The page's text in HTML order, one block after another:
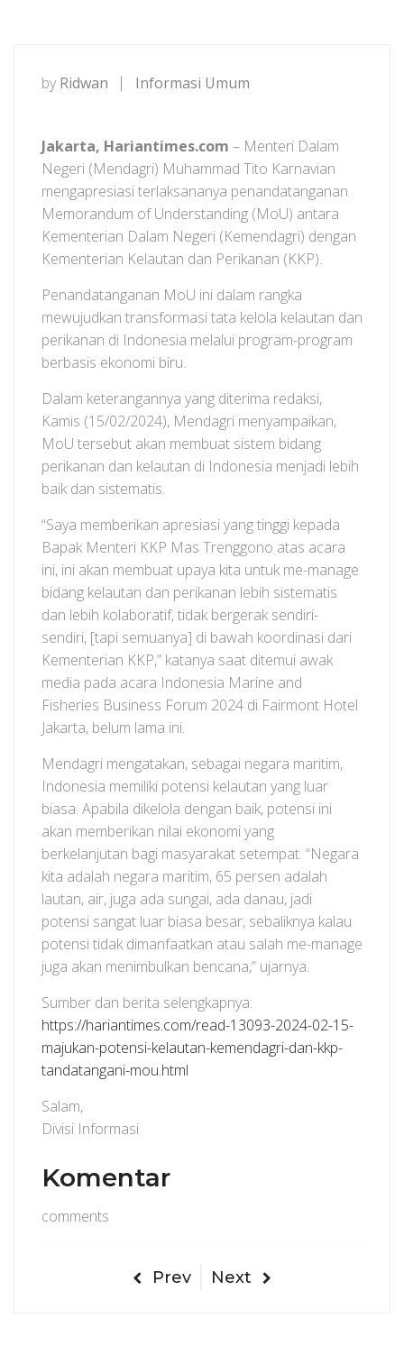
by Ridwan Informasi Umum
Jakarta, Hariantimes.com – Menteri Dalam
Negeri (Mendagri) Muhammad Tito Karnavian
mengapresiasi terlaksananya penandatanganan
Memorandum of Understanding (MoU) antara
Kementerian Dalam Negeri (Kemendagri) dengan
Kementerian Kelautan dan Perikanan (KKP).
Penandatanganan MoU ini dalam rangka
mewujudkan transformasi tata kelola kelautan dan
perikanan di Indonesia melalui program-program
berbasis ekonomi biru.
Dalam keterangannya yang diterima redaksi,
Kamis (15/02/2024), Mendagri menyampaikan,
MoU tersebut akan membuat sistem bidang
perikanan dan kelautan di Indonesia menjadi lebih
baik dan sistematis.
“Saya memberikan apresiasi yang tinggi kepada
Bapak Menteri KKP Mas Trenggono atas acara
ini, ini akan membuat upaya kita untuk me-manage
bidang kelautan dan perikanan lebih sistematis
dan lebih kolaboratif, tidak bergerak sendiri-
sendiri, [tapi semuanya] di bawah koordinasi dari
Kementerian KKP,” katanya saat ditemui awak
media pada acara Indonesia Marine and
Fisheries Business Forum 2024 di Fairmont Hotel
Jakarta, belum lama ini.
Mendagri mengatakan, sebagai negara maritim,
Indonesia memiliki potensi kelautan yang luar
biasa. Apabila dikelola dengan baik, potensi ini
akan memberikan nilai ekonomi yang
berkelanjutan bagi masyarakat setempat. “Negara
kita adalah negara maritim, 65 persen adalah
lautan, air, juga ada sungai, ada danau, jadi
potensi sangat luar biasa besar, sebaliknya kalau
potensi tidak dimanfaatkan atau salah me-manage
juga akan menimbulkan bencana,” ujarnya.
Sumber dan berita selengkapnya:
https://hariantimes.com/read-13093-2024-02-15-
majukan-potensi-kelautan-kemendagri-dan-kkp-
tandatangani-mou.html
Salam,
Divisi Informasi
Komentar
comments
Prev Next